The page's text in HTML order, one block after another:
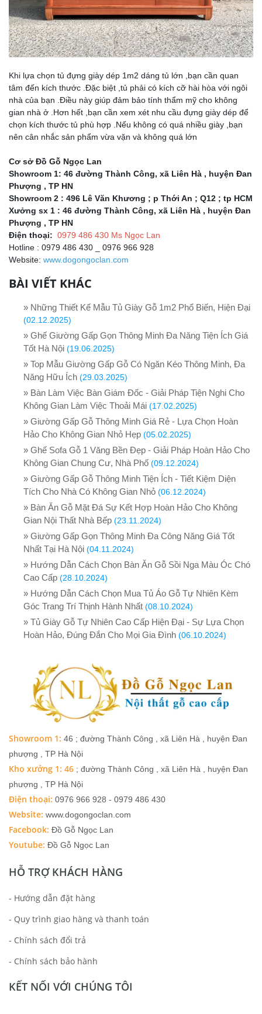
Khi lựa chọn tủ đựng giày dép 1m2 dáng tủ lớn ,bạn cần quan
tâm đến kích thước .Đặc biệt ,tủ phải có kích cỡ hài hòa với ngôi
nhà của bạn .Điều này giúp đảm bảo tính thẩm mỹ cho không
gian nhà ở .Hơn hết ,bạn cần xem xét nhu cầu đựng giày dép để
chọn kích thước tủ phù hợp .Nếu không có quá nhiều giày ,bạn
nên cân nhắc sản phẩm vừa vặn và không quá lớn
Cơ sở Đồ Gỗ Ngọc Lan
Showroom 1: 46 đường Thành Công, xã Liên Hà , huyện Đan
Phượng , TP HN
Showroom 2 : 496 Lê Văn Khương ; p Thới An ; Q12 ; tp HCM
Xưởng sx 1 : 46 đường Thành Công, xã Liên Hà , huyện Đan
Phượng , TP HN
Điện thoại: 0979 486 430 Ms Ngọc Lan
Hotline : 0979 486 430 _ 0976 966 928
Website: www.dogongoclan.com
BÀI VIẾT KHÁC
» Những Thiết Kế Mẫu Tủ Giày Gỗ 1m2 Phổ Biến, Hiện Đại
(02.12.2025)
» Ghế Giường Gấp Gọn Thông Minh Đa Năng Tiện Ích Giá
Tốt Hà Nội (19.06.2025)
» Top Mẫu Giường Gấp Gỗ Có Ngăn Kéo Thông Minh, Đa
Năng Hữu Ích (29.03.2025)
» Bàn Làm Việc Bàn Giám Đốc - Giải Pháp Tiện Nghi Cho
Không Gian Làm Việc Thoải Mái (17.02.2025)
» Giường Gấp Gỗ Thông Minh Giá Rẻ - Lựa Chọn Hoàn
Hảo Cho Không Gian Nhỏ Hẹp (05.02.2025)
» Ghế Sofa Gỗ 1 Văng Bền Đẹp - Giải Pháp Hoàn Hảo Cho
Không Gian Chung Cư, Nhà Phố (09.12.2024)
» Giường Gấp Gỗ Thông Minh Tiện Ích - Tiết Kiệm Diện
Tích Cho Nhà Có Không Gian Nhỏ (06.12.2024)
» Bàn Ăn Gỗ Mặt Đá Sự Kết Hợp Hoàn Hảo Cho Không
Gian Nội Thất Nhà Bếp (23.11.2024)
» Giường Gấp Gọn Thông Minh Đa Công Năng Giá Tốt
Nhất Tại Hà Nội (04.11.2024)
» Hướng Dẫn Cách Chọn Bàn Ăn Gỗ Sồi Nga Màu Óc Chó
Cao Cấp (28.10.2024)
» Hướng Dẫn Cách Chọn Mua Tủ Áo Gỗ Tự Nhiên Kèm
Góc Trang Trí Thịnh Hành Nhất (08.10.2024)
» Tủ Giày Gỗ Tự Nhiên Cao Cấp Hiện Đại - Sự Lựa Chọn
Hoàn Hảo, Đúng Đắn Cho Mọi Gia Đình (06.10.2024)
Showroom 1: 46 ; đường Thành Công , xã Liên Hà , huyện Đan
phượng , TP Hà Nội
Kho xưởng 1: 46 ; đường Thành Công , xã Liên Hà , huyện Đan
phượng , TP Hà Nội
Điện thoại: 0976 966 928 - 0979 486 430
Website: www.dogongoclan.com
Facebook: Đồ Gỗ Ngọc Lan
Youtube: Đồ Gỗ Ngọc Lan
HỖ TRỢ KHÁCH HÀNG
- Hướng dẫn đặt hàng
- Quy trình giao hàng và thanh toán
- Chính sách đổi trả
- Chính sách bảo hành
KẾT NỐI VỚI CHÚNG TÔI